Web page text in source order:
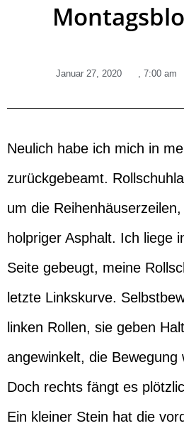
Januar 27, 2020 , 7:00 am
Neulich habe ich mich in
zurückgebeamt.
um die
holpriger Asphalt. Ich liege
Seite gebeugt, meine
letzte Linkskurve.
linken Rollen, sie geben
angewinkelt, die Bewegung
Doch rechts fängt es
Ein kleiner Stein hat die